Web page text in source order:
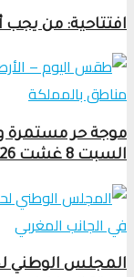
افتتاحية: من
موجة حر مستمرة
السبت 8 غشت 2026 بالمغرب
المجلس الوطني